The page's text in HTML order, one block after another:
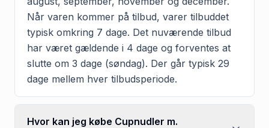
Når varen kommer på tilbud, varer tilbuddet
typisk omkring 7 dage. Det nuværende tilbud
har været gældende i 4 dage og forventes at
slutte om 3 dage (søndag). Der går typisk 29
dage mellem hver tilbudsperiode.
Hvor kan jeg købe Cupnudler m.